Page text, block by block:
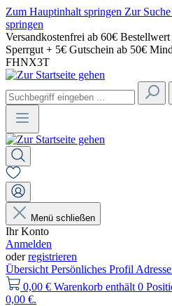
Zum Hauptinhalt springen Zur
springen
Versandkostenfrei ab 60€
Sperrgut + 5€ Gutschein ab 50€
FHNX3T
Menü schließen
Ihr Konto
Anmelden
oderregistrieren
Übersicht Persönliches Profil
0,00 € Warenkorb enthält 0
0,00 €.